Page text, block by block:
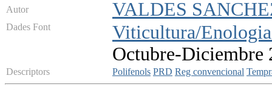
Autor VALDES
Dades Font
Viticultura/
Octubre-Diciembre
Descriptors Polifenols PRD Reg convencional